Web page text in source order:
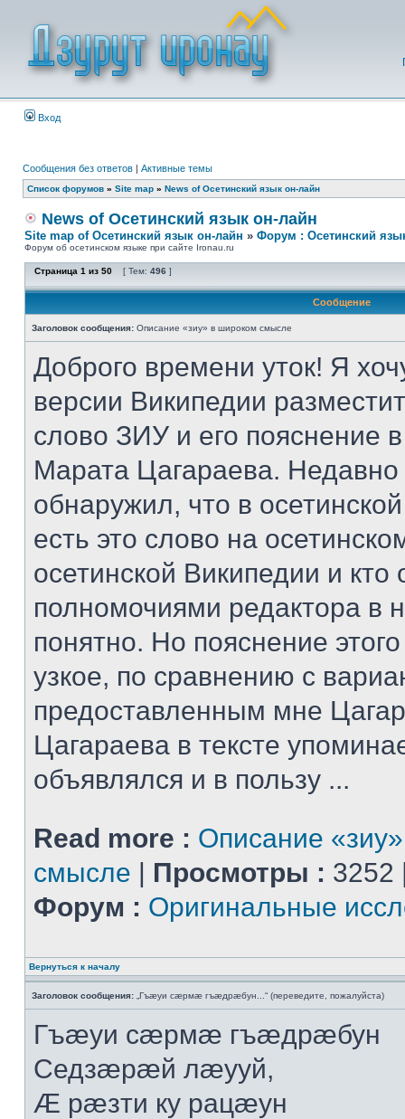
Вход
Сообщения без ответов | Активные темы
Список форумов » Site map » News of Осетинский язык он-лайн
News of Осетинский язык он-лайн
Site map of Осетинский язык он-лайн » Форум : Осетинский
Форум об осетинском языке при сайте Ironau.ru
Страница 1 из 50 [ Тем: 496 ]
Сообщение
Заголовок сообщения: Описание «зиу» в широком смысле
Доброго времени уток! Я
версии Википедии
слово ЗИУ и его пояснение
Марата Цагараева. Недавно
обнаружил, что в
есть это слово на
осетинской Википедии и кто
полномочиями редактора в
понятно. Но пояснение
узкое, по сравнению с
предоставленным мне
Цагараева в тексте
объявлялся и в пользу ...
Read more : Описание
смысле | Просмотры :
Форум : Оригинальные
Вернуться к началу
Заголовок сообщения: „Гъæуи сæрмæ гъæдрæбун...“ (переведите, пожалуйста)
Гъæуи сæрмæ гъæдрæбун
Седзæрæй лæууй,
Æ рæзти ку рацæун